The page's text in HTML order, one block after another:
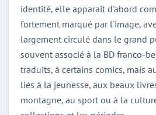
identité, elle apparaît d'abord
fortement marqué par l'image,
largement circulé dans le grand
souvent associé à la BD franco-
traduits, à certains comics, mais
liés à la jeunesse, aux beaux
montagne, au sport ou à la